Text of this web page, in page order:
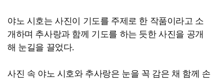
야노 시호는 사진이 기도를 주제로 한 작품이라고 소
개하며 추사랑과 함께 기도를 하는 듯한 사진을 공개
해 눈길을 끌었다.
사진 속 야노 시호와 추사랑은 눈을 꼭 감은 채 함께 손